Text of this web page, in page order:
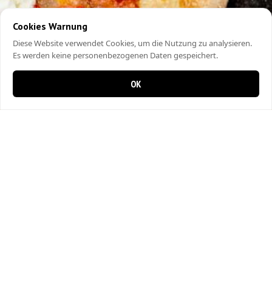
Cookies Warnung
Diese Website verwendet Cookies, um die Nutzung zu analysieren.
Es werden keine personenbezogenen Daten gespeichert.
OK